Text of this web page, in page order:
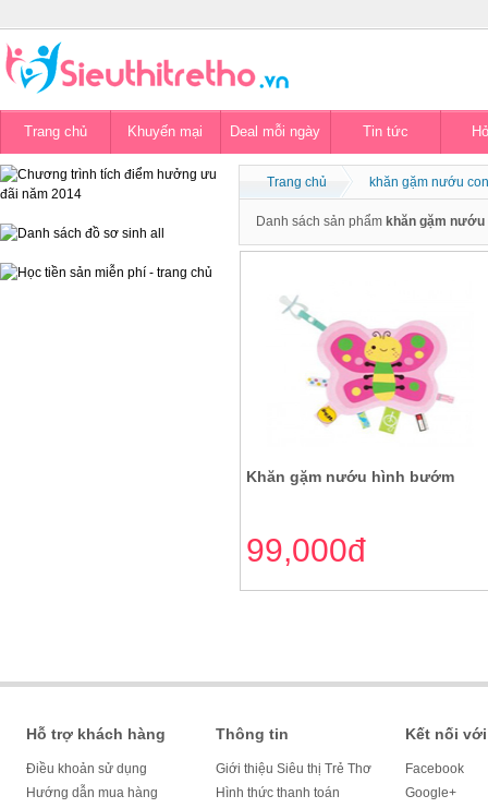
Trang chủ Khuyến mại Deal mỗi ngày Tin tức
Trang chủ khăn gặm nướu
Danh sách sản phẩm khăn gặm nướu
Khăn gặm nướu hình bướm
99,000đ
Hỗ trợ khách hàng
Điều khoản sử dụng
Hướng dẫn mua hàng
Thông tin
Giới thiệu Siêu thị Trẻ Thơ
Hình thức thanh toán
Kết nối
Facebook
Google+